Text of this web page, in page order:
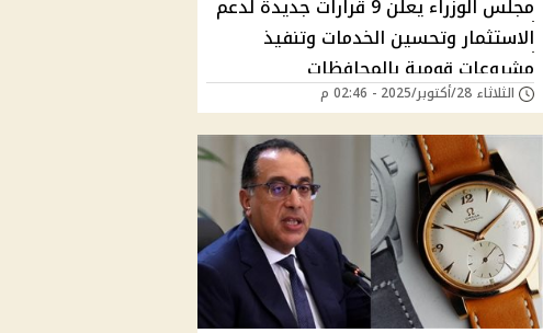
مجلس الوزراء يعلن 9 قرارات جديدة لدعم
الاستثمار وتحسين الخدمات وتنفيذ
مشروعات قومية بالمحافظات
الثلاثاء 28/أكتوبر/2025 - 02:46 م